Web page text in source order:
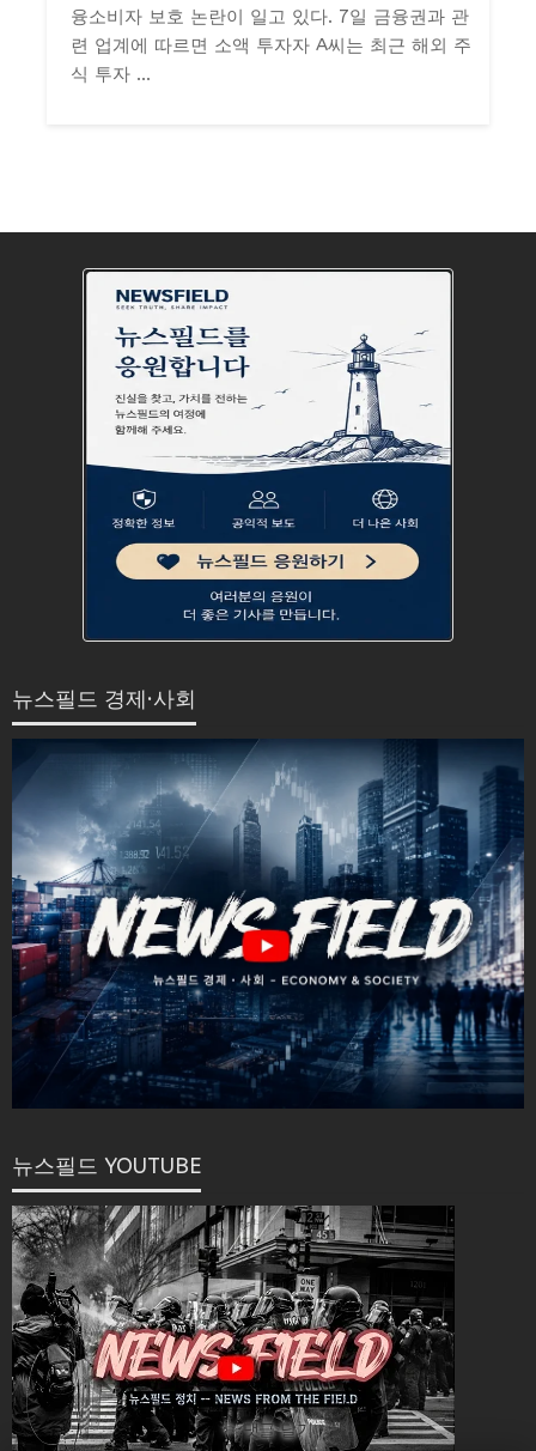
융소비자 보호 논란이 일고 있다. 7일 금융권과 관
련 업계에 따르면 소액 투자자 A씨는 최근 해외 주
식 투자 ...
뉴스필드 경제·사회
뉴스필드 YOUTUBE
✏ 댓글 달기